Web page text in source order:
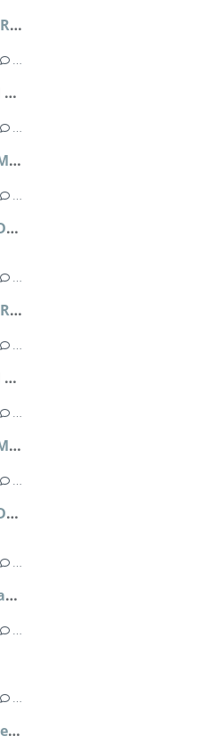
L'Escadron volant, tome 1 ; Muriel Romana
Périple en Méditerrannée 1720 ; R.J Masselauze
La falaise de la Repentie, tome 1 ; Marie-Béatrice Gauvin
Clodia ou le scandale de la Bonne Déesse ; Sophie Malick-Prunier
L'Escadron volant, tome 1 ; Muriel Romana
Périple en Méditerrannée 1720 ; R.J Masselauze
La falaise de la Repentie, tome 1 ; Marie-Béatrice Gauvin
Clodia ou le scandale de la Bonne Déesse ; Sophie Malick-Prunier
Mille femmes blanches, tome 4, May et Chance ; Jim Fergus
Le palais des mille vents, tome 2, Les nuits de Saint-Pétersbourg ; Kate McAlistair